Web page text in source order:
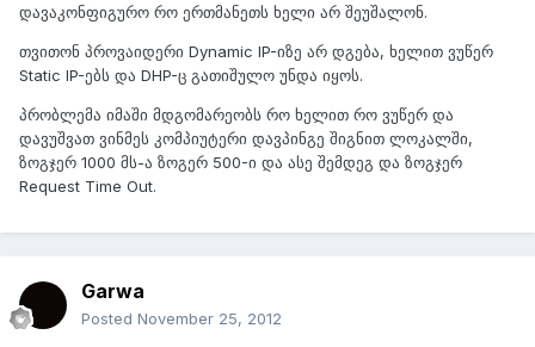
დავაკონფიგურო რო ერთმანეთს ხელი არ შეუშალონ.
თვითონ პროვაიდერი Dynamic IP-იზე არ დგება, ხელით ვუწერ
Static IP-ებს და DHP-ც გათიშულო უნდა იყოს.
პრობლემა იმაში მდგომარეობს რო ხელით რო ვუწერ და
დავუშვათ ვინმეს კომპიუტერი დავპინგე შიგნით ლოკალში,
ზოგჯერ 1000 მს-ა ზოგერ 500-ი და ასე შემდეგ და ზოგჯერ
Request Time Out.
Garwa
Posted November 25, 2012